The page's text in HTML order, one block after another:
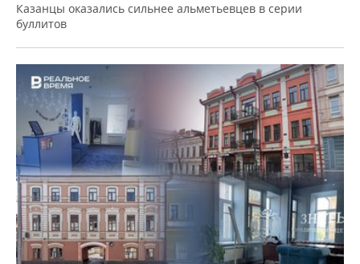
Казанцы оказались сильнее альметьевцев в серии
буллитов